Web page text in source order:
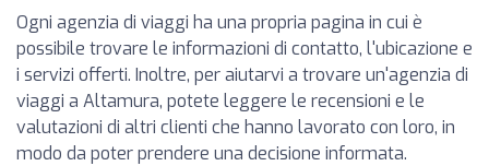
Ogni agenzia di viaggi ha una propria pagina in cui è
possibile trovare le informazioni di contatto, l'ubicazione e
i servizi offerti. Inoltre, per aiutarvi a trovare un'agenzia di
viaggi a Altamura, potete leggere le recensioni e le
valutazioni di altri clienti che hanno lavorato con loro, in
modo da poter prendere una decisione informata.